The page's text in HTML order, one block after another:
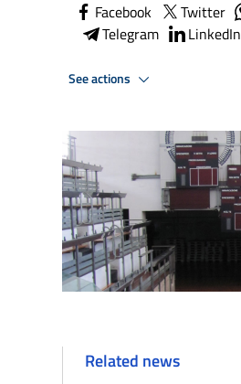
Facebook Twitter
Telegram
LinkedIn
See actions
Related news